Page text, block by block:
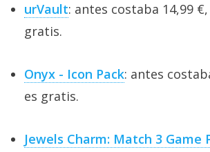
urVault: antes costaba 14,99
gratis.
Onyx - Icon Pack: antes
es gratis.
Jewels Charm: Match 3 Game